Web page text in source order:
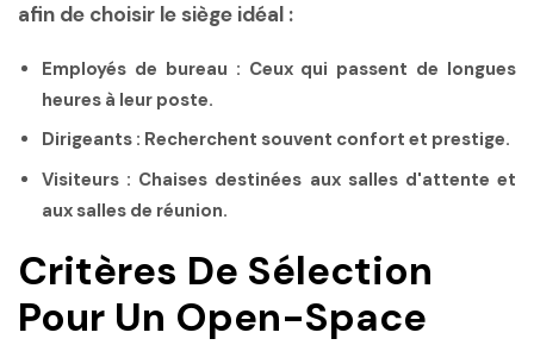
afin de choisir le siège idéal :
Employés de bureau : Ceux qui passent de longues
heures à leur poste.
Dirigeants : Recherchent souvent confort et prestige.
Visiteurs : Chaises destinées aux salles d'attente et
aux salles de réunion.
Critères De Sélection
Pour Un Open-Space